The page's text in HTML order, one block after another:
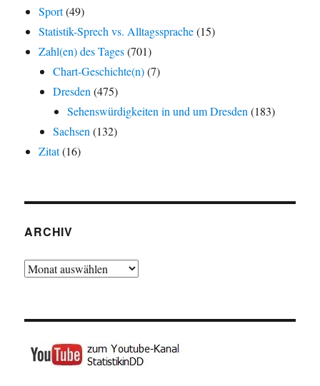
Sport(49)
Statistik-Sprech vs. Alltagssprache(15)
Zahl(en) des Tages(701)
Chart-Geschichte(n)(7)
Dresden(475)
Sehenswürdigkeiten in und um Dresden(183)
Sachsen(132)
Zitat(16)
ARCHIV
Archiv